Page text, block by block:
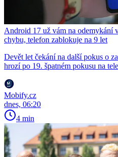
Android 17 už vám na odemykání
chybu, telefon zablokuje na 9 let
Devět let čekání na další pokus o
hrozí po 19. špatném pokusu na
Mobify.cz
dnes, 06:20
4 min